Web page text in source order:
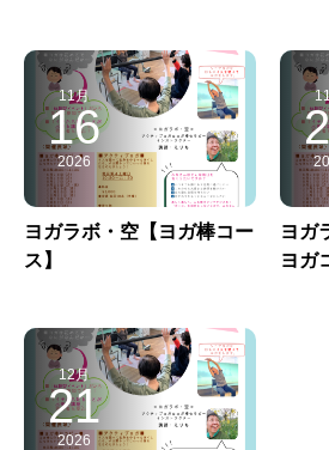
11月
16
2026
ヨガラボ・空【ヨガ棒コー
ス】
ヨガ
ヨガ
12月
21
2026